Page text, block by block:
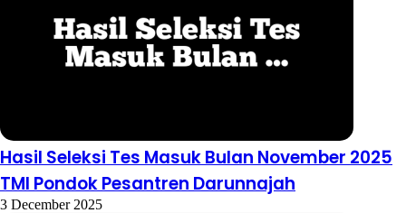
Hasil Seleksi Tes Masuk Bulan November 2025
TMI Pondok Pesantren Darunnajah
3 December 2025